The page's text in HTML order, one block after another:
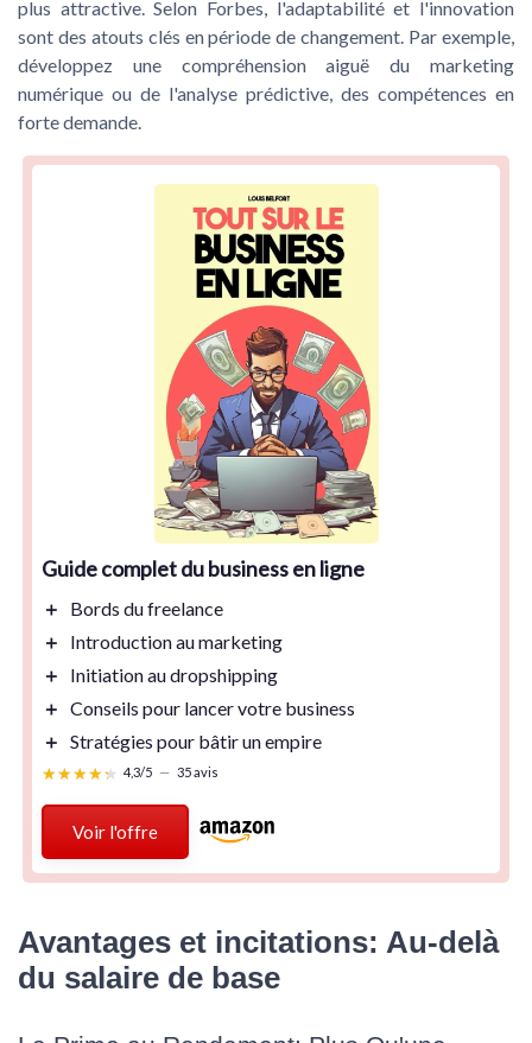
plus attractive. Selon Forbes, l'adaptabilité et l'innovation
sont des atouts clés en période de changement. Par exemple,
développez une compréhension aiguë du marketing
numérique ou de l'analyse prédictive, des compétences en
forte demande.
Guide complet du business en ligne
＋ Bords dufreelance
＋
Introduction aumarketing
＋
Initiation audropshipping
＋ Conseils pour lancervotre business
＋ Stratégies pour bâtirun empire
★★★★★
★★★★★ 4,3/5 — 35 avis
Voir l'offre
Avantages et incitations: Au-delà
du salaire de base